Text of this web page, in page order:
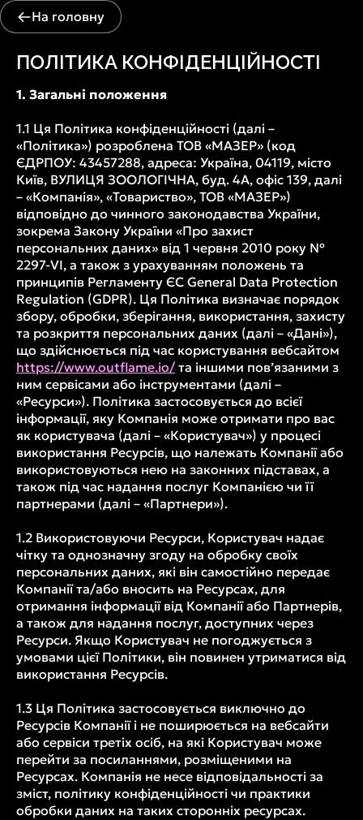
На головну
ПОЛІТИКА КОНФІДЕНЦІЙНОСТІ
1. Загальні положення
1.1 Ця Політика конфіденційності (далі –
«Політика») розроблена ТОВ «МАЗЕР» (код
ЄДРПОУ: 43457288, адреса: Україна, 04119, місто
Київ, ВУЛИЦЯ ЗООЛОГІЧНА, буд. 4А, офіс 139, далі
– «Компанія», «Товариство», ТОВ «МАЗЕР»)
відповідно до чинного законодавства України,
зокрема Закону України «Про захист
персональних даних» від 1 червня 2010 року №
2297-VI, а також з урахуванням положень та
принципів Регламенту ЄС General Data Protection
Regulation (GDPR). Ця Політика визначає порядок
збору, обробки, зберігання, використання, захисту
та розкриття персональних даних (далі – «Дані»),
що здійснюється під час користування вебсайтом
https://www.outflame.io/ та іншими пов’язаними з
ним сервісами або інструментами (далі –
«Ресурси»). Політика застосовується до всієї
інформації, яку Компанія може отримати про вас
як користувача (далі – «Користувач») у процесі
використання Ресурсів, що належать Компанії або
використовуються нею на законних підставах, а
також під час надання послуг Компанією чи її
партнерами (далі – «Партнери»).
1.2 Використовуючи Ресурси, Користувач надає
чітку та однозначну згоду на обробку своїх
персональних даних, які він самостійно передає
Компанії та/або вносить на Ресурсах, для
отримання інформації від Компанії або Партнерів,
а також для надання послуг, доступних через
Ресурси. Якщо Користувач не погоджується з
умовами цієї Політики, він повинен утриматися від
використання Ресурсів.
1.3 Ця Політика застосовується виключно до
Ресурсів Компанії і не поширюється на вебсайти
або сервіси третіх осіб, на які Користувач може
перейти за посиланнями, розміщеними на
Ресурсах. Компанія не несе відповідальності за
зміст, політику конфіденційності чи практики
обробки даних на таких сторонніх ресурсах.